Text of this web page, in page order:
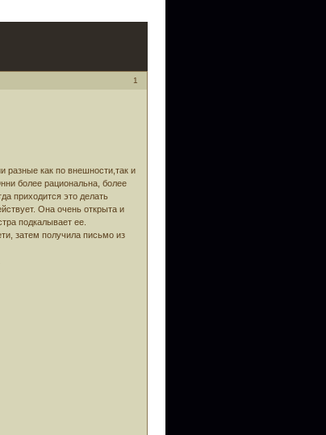
1
как по внешности,так и
более рациональна, более
приходится это делать
Она очень открыта и
подкалывает ее.
затем получила письмо из